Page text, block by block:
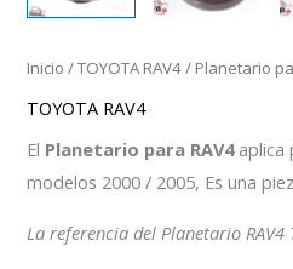
Inicio /TOYOTA RAV4/ Planetario
TOYOTA RAV4
El Planetario para RAV4aplica
modelos 2000 / 2005, Es una
La referencia del Planetario